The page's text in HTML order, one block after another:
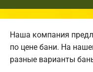
Наша компания
по цене бани. На
разные варианты